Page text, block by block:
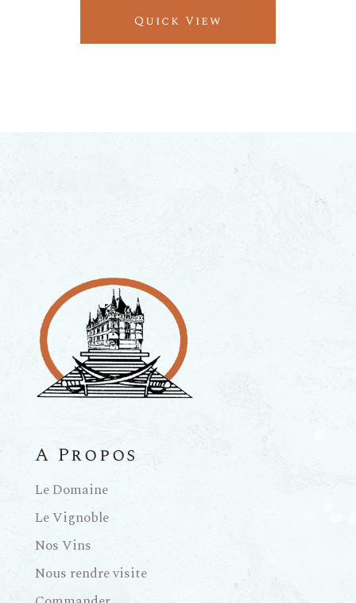
Quick View
A Propos
Le Domaine
Le Vignoble
Nos Vins
Nous rendre visite